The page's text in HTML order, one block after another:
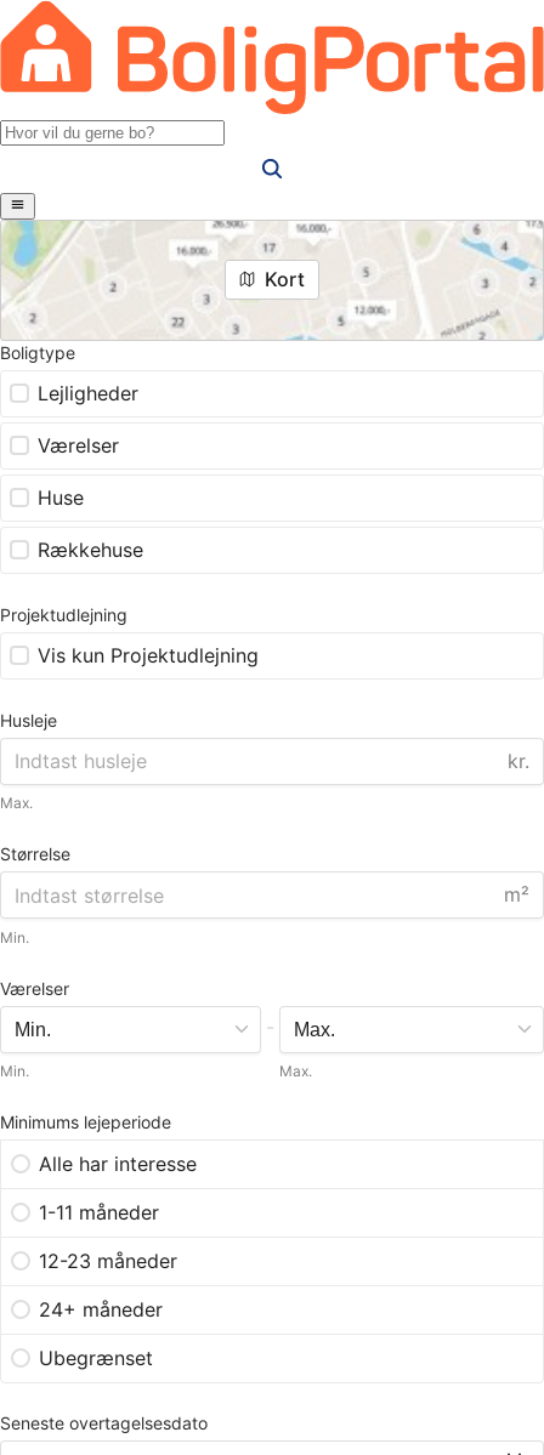
Kort
Boligtype
Lejligheder
Værelser
Huse
Rækkehuse
Projektudlejning
Vis kun Projektudlejning
Husleje
kr.
Max.
Størrelse
m²
Min.
Værelser
Min.
-
Max.
Minimums lejeperiode
Alle har interesse
1-11 måneder
12-23 måneder
24+ måneder
Ubegrænset
Seneste overtagelsesdato